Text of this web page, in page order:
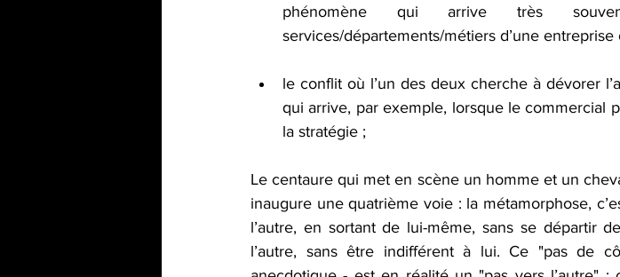
phénomène qui arrive très
services/départements/métiers d’une
le conflit où l’un des deux cherche à dévorer
qui arrive, par exemple, lorsque le commercial
la stratégie ;
Le centaure qui met en scène un homme et un
inaugure une quatrième voie : la métamorphose,
l’autre, en sortant de lui-même, sans se départir
l’autre, sans être indifférent à lui. Ce "pas de